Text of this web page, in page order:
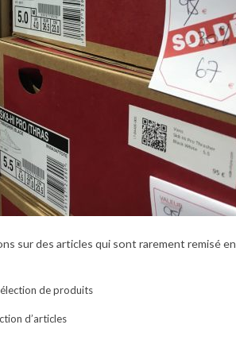
sur des articles qui sont rarement remisé en
de produits
d’articles